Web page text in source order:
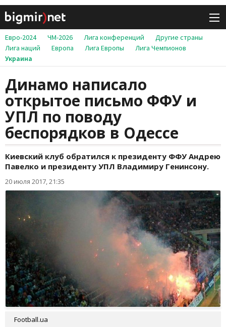
Евро-2024 ЧМ-2026 Лига конференций
Другие страны
Лига наций
Европа Лига Европы
Лига Чемпионов
Украина
Динамо написало
открытое письмо ФФУ и
УПЛ по поводу
беспорядков в Одессе
Киевский клуб обратился к президенту ФФУ Андрею
Павелко и президенту УПЛ Владимиру Генинсону.
20 июля 2017, 21:35
Football.ua